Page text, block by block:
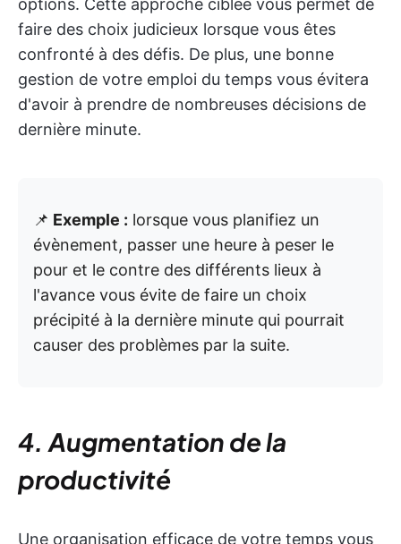
options. Cette approche ciblée vous permet de
faire des choix judicieux lorsque vous êtes
confronté à des défis. De plus, une bonne
gestion de votre emploi du temps vous évitera
d'avoir à prendre de nombreuses décisions de
dernière minute.
📌 Exemple : lorsque vous planifiez un
évènement, passer une heure à peser le
pour et le contre des différents lieux à
l'avance vous évite de faire un choix
précipité à la dernière minute qui pourrait
causer des problèmes par la suite.
4. Augmentation de la
productivité
Une organisation efficace de votre temps vous